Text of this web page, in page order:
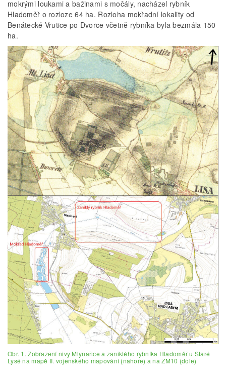
mokrými loukami a bažinami s močály, nacházel rybník
Hladoměř o rozloze 64 ha. Rozloha mokřadní lokality od
Benátecké Vrutice po Dvorce včetně rybníka byla bezmála 150
ha.
Obr. 1. Zobrazení nivy Mlynařice a zaniklého rybníka Hladoměř u Staré
Lysé na mapě II. vojenského mapování (nahoře) a na ZM10 (dole)